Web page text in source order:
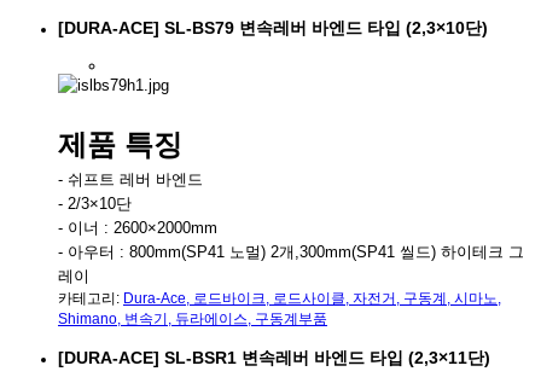
[DURA-ACE] SL-BS79 변속레버 바엔드 타입 (2,3×10단)
제품 특징
- 쉬프트 레버 바엔드
- 2/3×10단
- 이너 : 2600×2000mm
- 아우터 : 800mm(SP41 노멀) 2개,300mm(SP41 씰드) 하이테크 그
레이
카테고리: Dura-Ace, 로드바이크, 로드사이클, 자전거 , 구동계 , 시마노,
Shimano, 변속기 , 듀라에이스, 구동계부품
[DURA-ACE] SL-BSR1 변속레버 바엔드 타입 (2,3×11단)